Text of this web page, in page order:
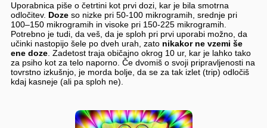
Uporabnica piše o četrtini kot prvi dozi, kar je bila smotrna
odločitev. Dozeso nizke pri 50-100 mikrogramih, srednje pri
100–150 mikrogramih in visoke pri 150-225 mikrogramih.
Potrebno je tudi, da veš, da je sploh pri prvi uporabi možno, da
učinki nastopijo šele po dveh urah, zato nikakor ne vzemi še
ene doze. Zadetost traja običajno okrog 10 ur, kar je lahko tako
za psiho kot za telo naporno. Če dvomiš o svoji pripravljenosti na
tovrstno izkušnjo, je morda bolje, da se za tak izlet (trip) odločiš
kdaj kasneje (ali pa sploh ne).